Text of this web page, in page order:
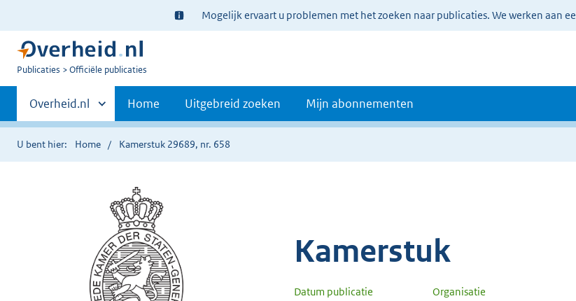
Ter
informatie:
Mogelijk ervaart u problemen met het zoeken naar publicaties. We werken aan
U
Publicaties Officiële publicaties
Primaire
navigatie
Andere
sites
binnen
Overheid.nl Home Uitgebreid zoeken Mijn abonnementen
U bent hier: Home Kamerstuk 29689, nr. 658
Kamerstuk
Datum publicatie Organisatie